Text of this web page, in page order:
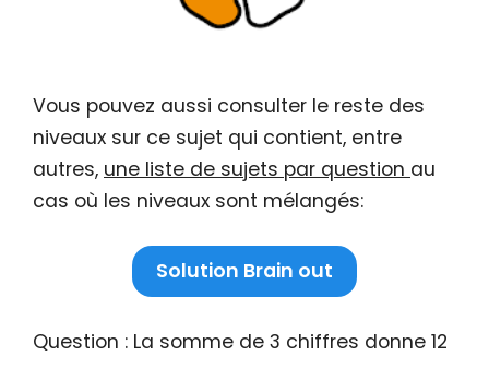
Vous pouvez aussi consulter le reste des
niveaux sur ce sujet qui contient, entre
autres, une liste de sujets par question au
cas où les niveaux sont mélangés:
Solution Brain out
Question : La somme de 3 chiffres donne 12